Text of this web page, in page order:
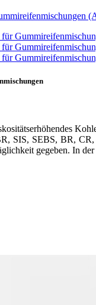
SIS, SEBS, BR,
gegeben. In